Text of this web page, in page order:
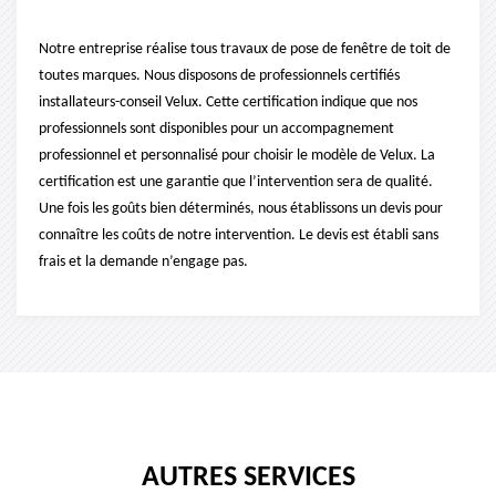
Notre entreprise réalise tous travaux de pose de fenêtre de toit de
toutes marques. Nous disposons de professionnels certifiés
installateurs-conseil Velux. Cette certification indique que nos
professionnels sont disponibles pour un accompagnement
professionnel et personnalisé pour choisir le modèle de Velux. La
certification est une garantie que l’intervention sera de qualité.
Une fois les goûts bien déterminés, nous établissons un devis pour
connaître les coûts de notre intervention. Le devis est établi sans
frais et la demande n’engage pas.
AUTRES SERVICES